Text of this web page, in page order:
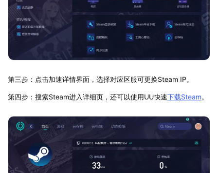
第三步：点击加速详情界面，选择对应区服可更换Steam IP。
第四步：搜索Steam进入详细页，还可以使用UU快速下载Steam。